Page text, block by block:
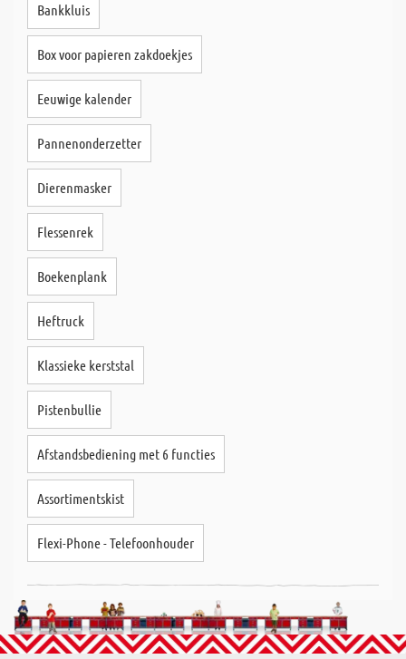
Bankkluis
Box voor papieren zakdoekjes
Eeuwige kalender
Pannenonderzetter
Dierenmasker
Flessenrek
Boekenplank
Heftruck
Klassieke kerststal
Pistenbullie
Afstandsbediening met 6 functies
Assortimentskist
Flexi-Phone - Telefoonhouder